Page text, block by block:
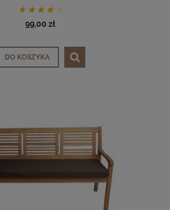
99,00 zł
DO KOSZYKA